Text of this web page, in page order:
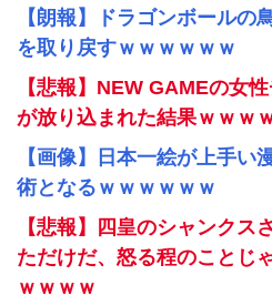
【朗報】ドラゴンボールの
を取り戻すｗｗｗｗｗｗ
【悲報】NEW GAMEの女
が放り込まれた結果ｗｗｗ
【画像】日本一絵が上手い
術となるｗｗｗｗｗｗ
【悲報】四皇のシャンクス
ただけだ、怒る程のことじ
ｗｗｗｗ